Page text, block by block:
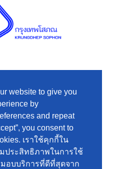
นักลงทุนสัมพันธ์
ติดต่อเรา
website to give you
by
and repeat
you consent to
เราใช้คุกกี้ใน
มประสิทธิภาพในการใช้
อบบริการที่ดีที่สุดจาก